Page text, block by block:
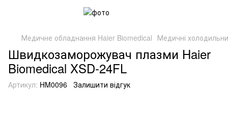
Медичне обладнання Haier Biomedical Медичні
Швидкозаморожувач плазми Haier
Biomedical XSD-24FL
Артикул: HM0096 Залишити відгук